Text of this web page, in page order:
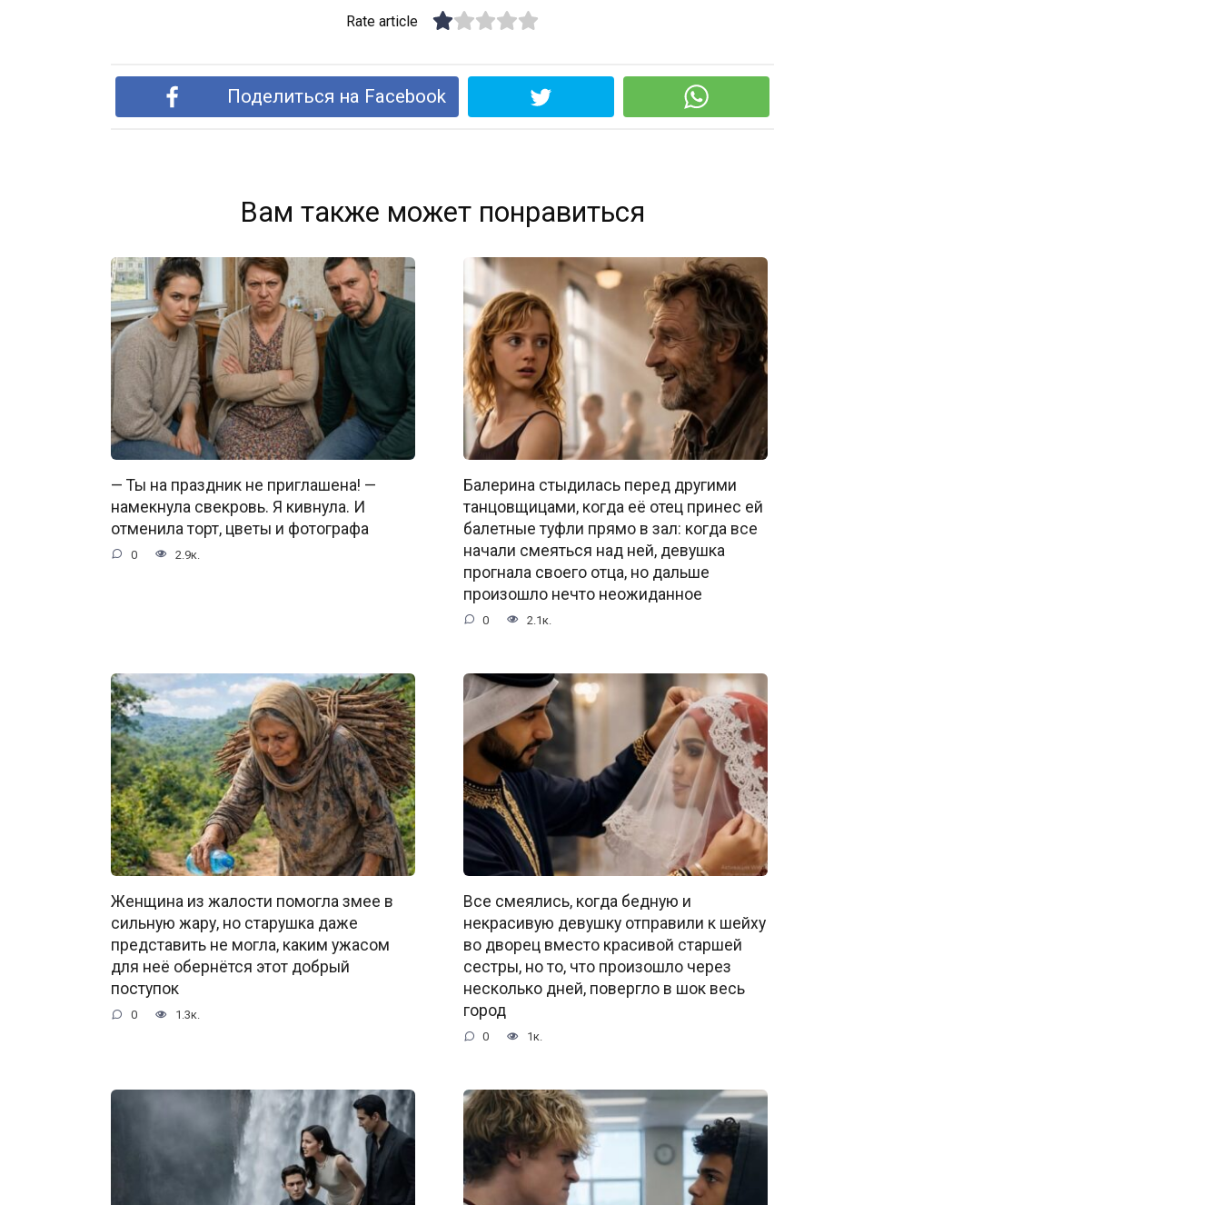
Rate article
Поделиться на Facebook
Вам также может понравиться
— Ты на праздник не приглашена! —
намекнула свекровь. Я кивнула. И
отменила торт, цветы и фотографа
0 2.9к.
Балерина стыдилась перед другими
танцовщицами, когда её отец принес ей
балетные туфли прямо в зал: когда все
начали смеяться над ней, девушка
прогнала своего отца, но дальше
произошло нечто неожиданное
0 2.1к.
Женщина из жалости помогла змее в
сильную жару, но старушка даже
представить не могла, каким ужасом
для неё обернётся этот добрый
поступок
0 1.3к.
Все смеялись, когда бедную и
некрасивую девушку отправили к шейху
во дворец вместо красивой старшей
сестры, но то, что произошло через
несколько дней, повергло в шок весь
город
0 1к.